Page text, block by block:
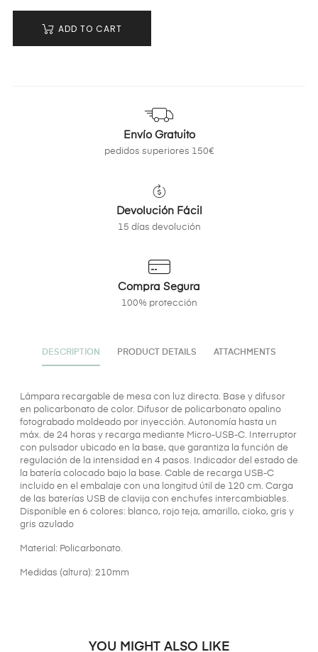
ADD TO CART
Envío Gratuito
pedidos superiores 150€
Devolución Fácil
15 días devolución
Compra Segura
100% protección
DESCRIPTION PRODUCT DETAILS ATTACHMENTS
Lámpara recargable de mesa con luz directa. Base y difusor
en policarbonato de color. Difusor de policarbonato opalino
fotograbado moldeado por inyección. Autonomía hasta un
máx. de 24 horas y recarga mediante Micro-USB-C. Interruptor
con pulsador ubicado en la base, que garantiza la función de
regulación de la intensidad en 4 pasos. Indicador del estado de
la batería colocado bajo la base. Cable de recarga USB-C
incluido en el embalaje con una longitud útil de 120 cm. Carga
de las baterías USB de clavija con enchufes intercambiables.
Disponible en 6 colores: blanco, rojo teja, amarillo, cioko, gris y
gris azulado
Material: Policarbonato.
Medidas (altura): 210mm
YOU MIGHT ALSO LIKE